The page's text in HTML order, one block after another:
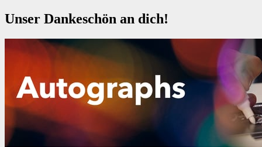
Unser Dankeschön an dich!